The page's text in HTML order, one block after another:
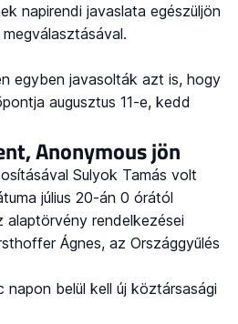
napirendi javaslata egészüljön
egyben javasolták azt is, hogy
augusztus 11-e, kedd
Anonymous jön
Sulyok Tamás volt
július 20-án 0 órától
alaptörvény rendelkezései
Ágnes, az Országgyűlés
napon belül kell új köztársasági